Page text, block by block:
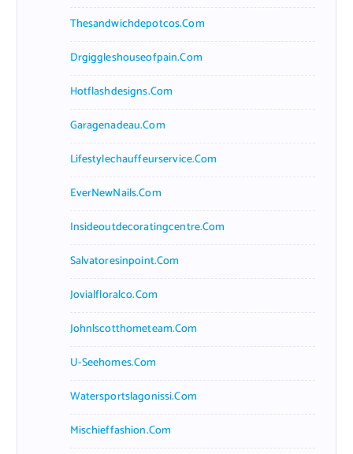
Thesandwichdepotcos.com
Drgiggleshouseofpain.com
Hotflashdesigns.com
Garagenadeau.com
Lifestylechauffeurservice.com
EverNewNails.com
Insideoutdecoratingcentre.com
Salvatoresinpoint.com
Jovialfloralco.com
Johnlscotthometeam.com
U-Seehomes.com
Watersportslagonissi.com
Mischieffashion.com